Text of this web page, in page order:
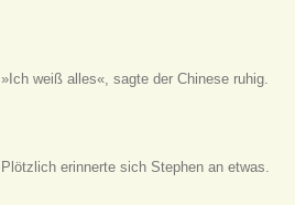
»Ich weiß alles«, sagte der Chinese ruhig.
Plötzlich erinnerte sich Stephen an etwas.